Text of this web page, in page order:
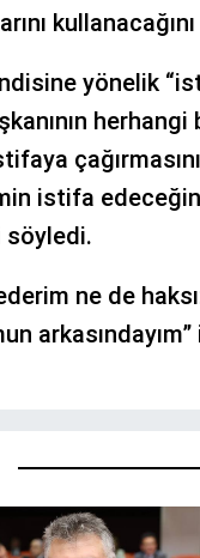
yönelik
istifa
söyledi.
ne de